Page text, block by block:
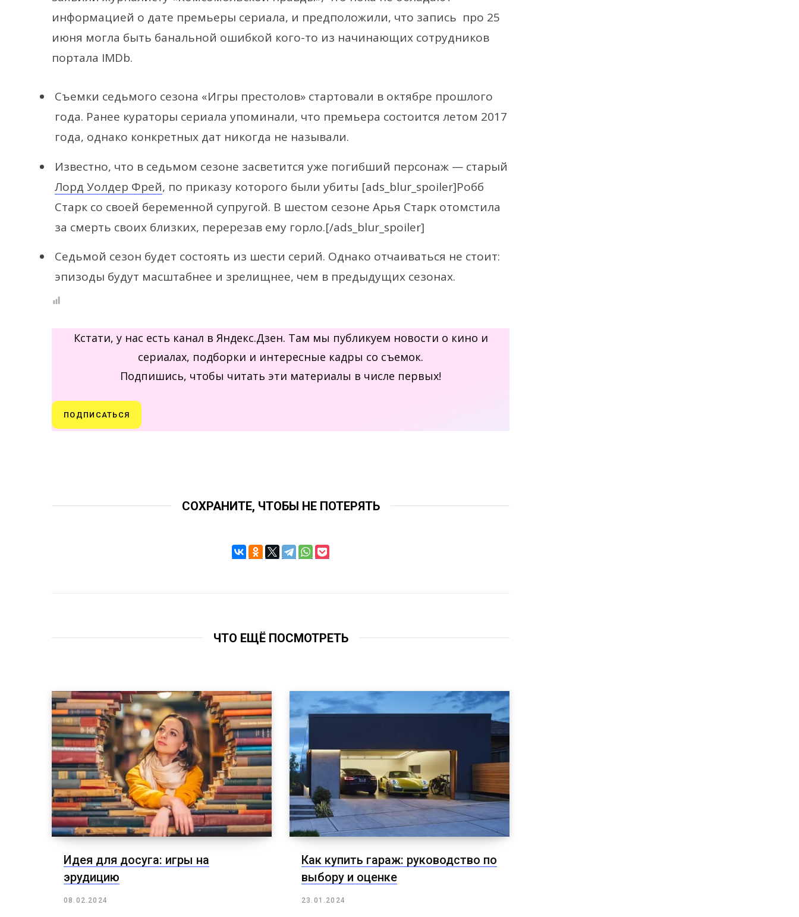
информацией о дате премьеры сериала, и предположили, что запись про 25
июня могла быть банальной ошибкой кого-то из начинающих сотрудников
портала IMDb.
Съемки седьмого сезона «Игры престолов» стартовали в октябре прошлого
года. Ранее кураторы сериала упоминали, что премьера состоится летом 2017
года, однако конкретных дат никогда не называли.
Известно, что в седьмом сезоне засветится уже погибший персонаж — старый
Лорд Уолдер Фрей, по приказу которого были убиты [ads_blur_spoiler]Робб
Старк со своей беременной супругой. В шестом сезоне Арья Старк отомстила
за смерть своих близких, перерезав ему горло.[/ads_blur_spoiler]
Седьмой сезон будет состоять из шести серий. Однако отчаиваться не стоит:
эпизоды будут масштабнее и зрелищнее, чем в предыдущих сезонах.
Кстати, у нас есть канал в Яндекс.Дзен. Там мы публикуем новости о кино и
сериалах, подборки и интересные кадры со съемок.
Подпишись, чтобы читать эти материалы в числе первых!
ПОДПИСАТЬСЯ
СОХРАНИТЕ, ЧТОБЫ НЕ ПОТЕРЯТЬ
ЧТО ЕЩЁ ПОСМОТРЕТЬ
Идея для досуга: игры на
эрудицию
08.02.2024
Как купить гараж: руководство по
выбору и оценке
23.01.2024